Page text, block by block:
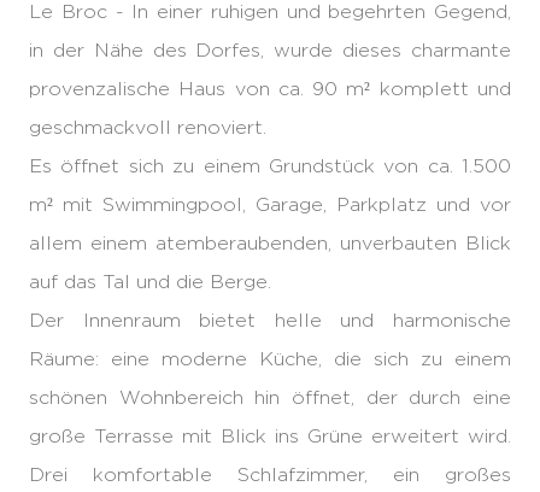
Le Broc - In einer ruhigen und begehrten Gegend,
in der Nähe des Dorfes, wurde dieses charmante
provenzalische Haus von ca. 90 m² komplett und
geschmackvoll renoviert.
Es öffnet sich zu einem Grundstück von ca. 1.500
m² mit Swimmingpool, Garage, Parkplatz und vor
allem einem atemberaubenden, unverbauten Blick
auf das Tal und die Berge.
Der Innenraum bietet helle und harmonische
Räume: eine moderne Küche, die sich zu einem
schönen Wohnbereich hin öffnet, der durch eine
große Terrasse mit Blick ins Grüne erweitert wird.
Drei komfortable Schlafzimmer, ein großes